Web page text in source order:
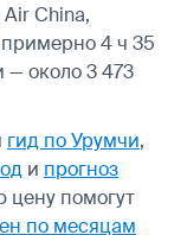
China,
4 ч 35
около 3 473
гид по Урумчи,
и прогноз
цену помогут
по месяцам